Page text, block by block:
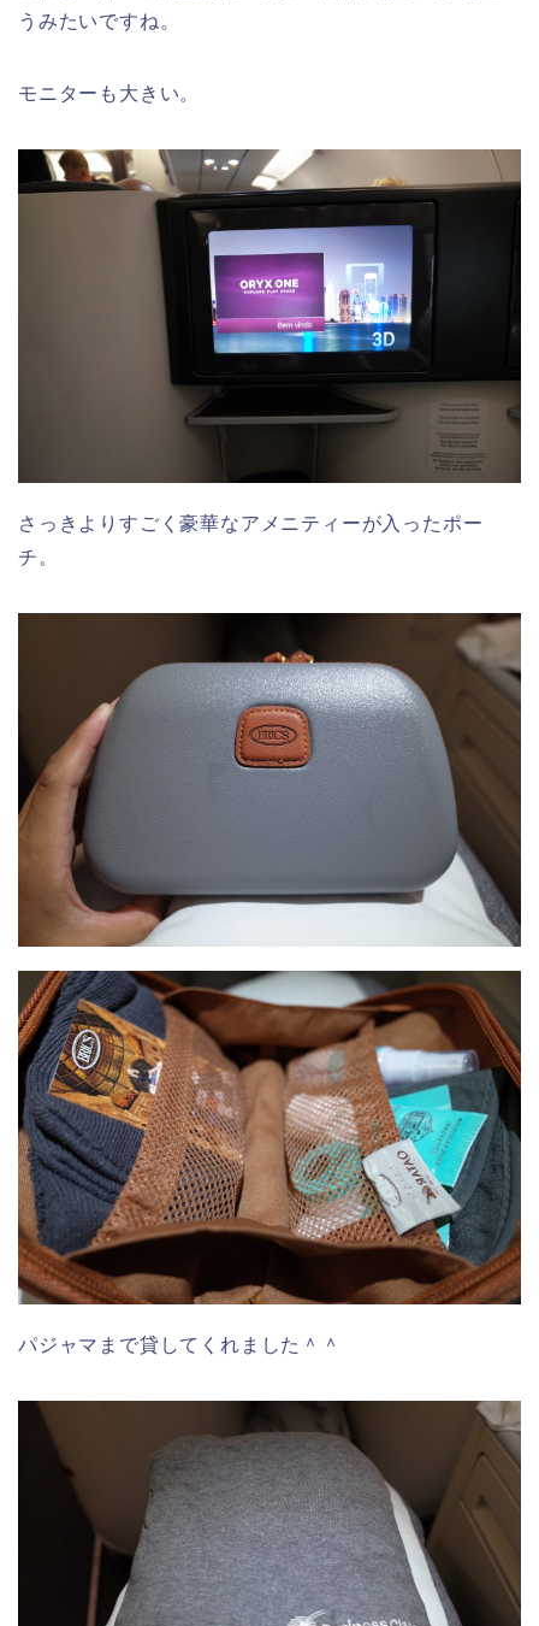
うみたいですね。
モニターも大きい。
さっきよりすごく豪華なアメニティーが入ったポー
チ。
パジャマまで貸してくれました＾＾